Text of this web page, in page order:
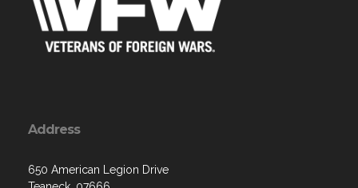
Address
650 American Legion Drive